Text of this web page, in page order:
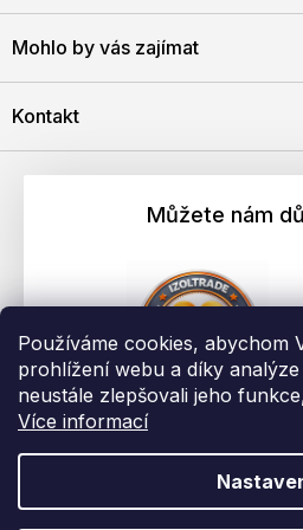
Používáme cookies, abychom
prohlížení webu a díky
neustále zlepšovali jeho
Více informací
Mohlo by vás zajímat
Kontakt
Můžete nám
Vytvořil